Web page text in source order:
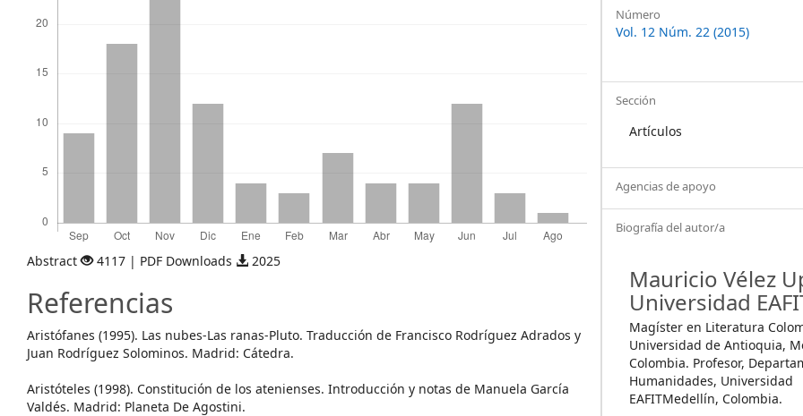
Abstract 4117 | PDF Downloads 2025
Referencias
Aristófanes (1995). Las nubes-Las ranas-Pluto. Traducción de Francisco Rodríguez Adrados y
Juan Rodríguez Solominos. Madrid: Cátedra.
Aristóteles (1998). Constitución de los atenienses. Introducción y notas de Manuela García
Valdés. Madrid: Planeta De Agostini.
Número
Vol. 12 Núm. 22 (2015)
Sección
Artículos
Agencias de apoyo
Biografía del autor/a
Mauricio Vélez
Universidad
Magíster en Literatura
Universidad de Antioquia,
Colombia. Profesor,
Humanidades, Universidad
EAFITMedellín, Colombia.